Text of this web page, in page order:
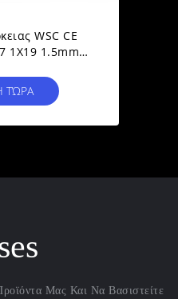
WSC CE
1X19 1.5mm
ΤΏΡΑ
Μας Και Να Βασιστείτε